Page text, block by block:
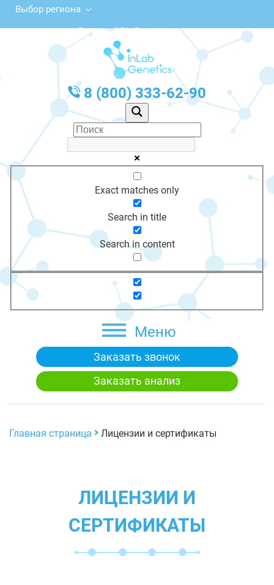
Выбор региона
ул. Ленина, 151, Дятьково
с 10:00 до 20:00
График работы: Пн-Пт с 10:00 до 20:00
8 (800) 333-62-90
Exact matches only
Search in title
Search in content
Меню
Заказать звонок
Заказать анализ
Главная страница Лицензии и сертификаты
ЛИЦЕНЗИИ И
СЕРТИФИКАТЫ